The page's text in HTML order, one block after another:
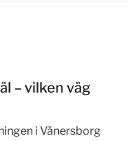
– vilken väg
i Vänersborg